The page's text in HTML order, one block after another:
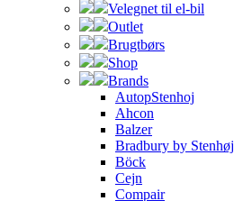
Velegnet til el-bil
Outlet
Brugtbørs
Shop
Brands
AutopStenhoj
Ahcon
Balzer
Bradbury by Stenhøj
Böck
Cejn
Compair